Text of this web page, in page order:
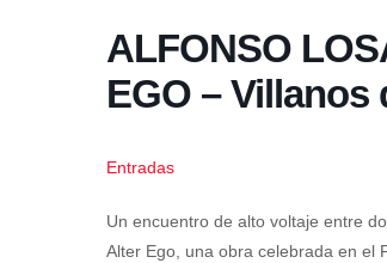
ALFONSO
EGO – Villanos
Entradas
Un encuentro de alto voltaje entre
Alter Ego, una obra celebrada en el